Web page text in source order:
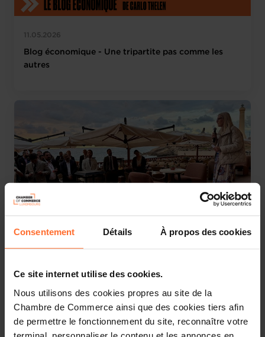
Consentement Détails À propos des cookies
Ce site internet utilise des cookies.
Nous utilisons des cookies propres au site de la
Chambre de Commerce ainsi que des cookies tiers afin
de permettre le fonctionnement du site, reconnaître votre
11.05.2026
Blog économique - Une tripartite pas comme les
autres
08.05.2026
Luxembourg - Maroc : nouveau chapitre d'une